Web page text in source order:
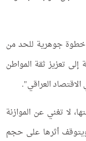
خطوة جوهرية للحد من
إلى تعزيز ثقة المواطن
العراقي".
لا تغني عن الموازنة
ويتوقف أثرها على حجم